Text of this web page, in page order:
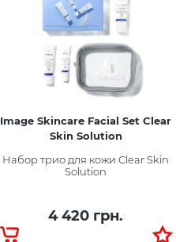
Image Skincare Facial Set Clear
Skin Solution
Набор трио для кожи Clear Skin
Solution
4 420 грн.